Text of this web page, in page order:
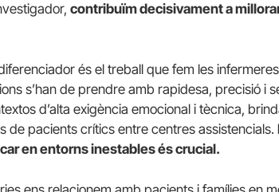
contribuïm decisivament a
és el treball que fem les infermeres
s’han de prendre amb rapidesa, precisió i
d’alta exigència emocional i tècnica,
de pacients crítics entre centres assistencials.
en entorns inestables és crucial.